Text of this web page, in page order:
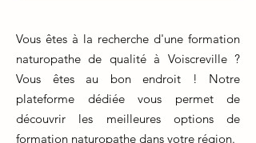
Vous êtes à la recherche d'une formation
naturopathe de qualité à Voiscreville ?
Vous êtes au bon endroit ! Notre
plateforme dédiée vous permet de
découvrir les meilleures options de
formation naturopathe dans votre région.